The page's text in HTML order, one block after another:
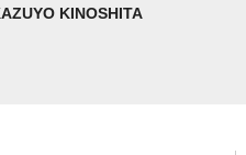
KINOSHITA